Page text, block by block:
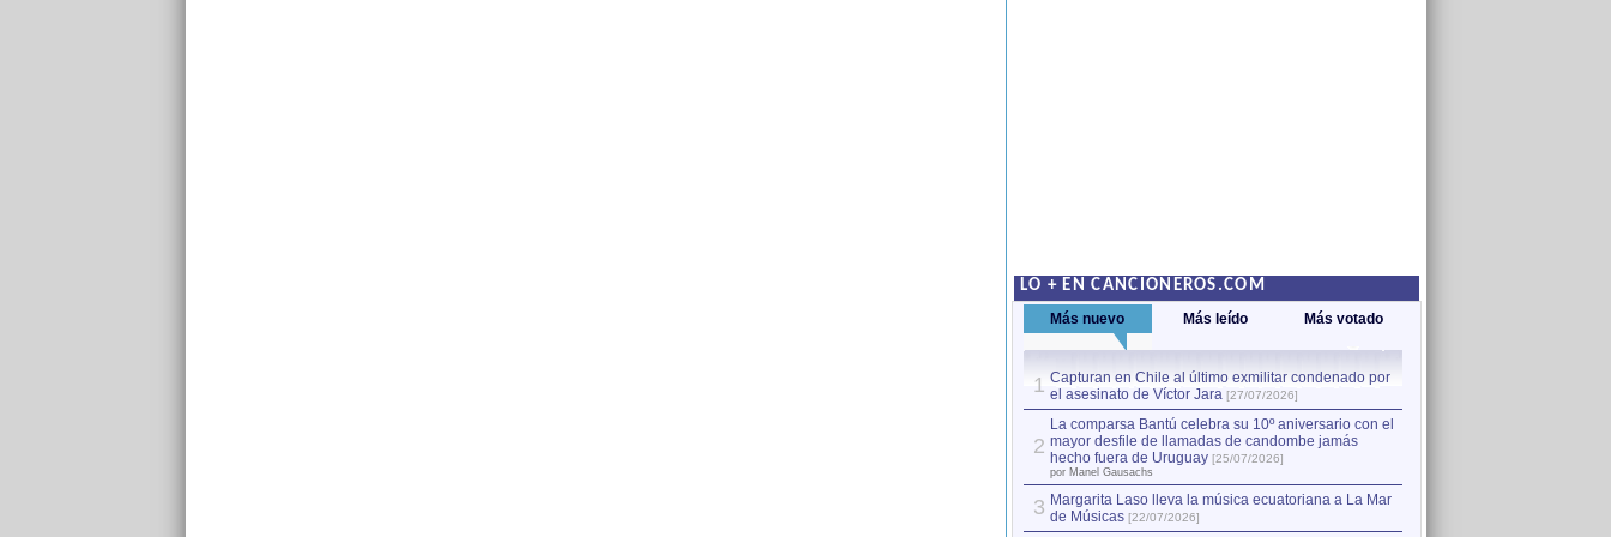
LO + EN CANCIONEROS.COM
Más nuevo Más leído Más votado
1 Capturan en Chile al último exmilitar condenado por
el asesinato de Víctor Jara [27/07/2026]
2
La comparsa Bantú celebra su 10º aniversario con el
mayor desfile de llamadas de candombe jamás
hecho fuera de Uruguay [25/07/2026]
por Manel Gausachs
3 Margarita Laso lleva la música ecuatoriana a La Mar
de Músicas [22/07/2026]